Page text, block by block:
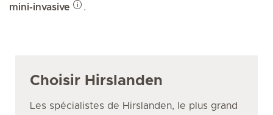
mini-invasive
.
Choisir Hirslanden
Les spécialistes de Hirslanden, le plus grand